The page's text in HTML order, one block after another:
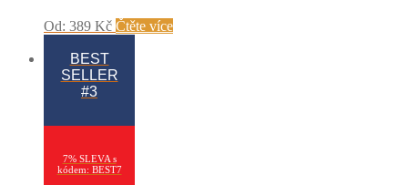
Od: 389 Kč Čtěte více
BEST
SELLER
#3
7% SLEVA s
kódem: BEST7